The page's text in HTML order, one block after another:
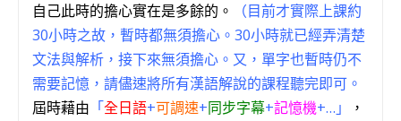
自己此時的擔心實在是多餘的。
（目前才實際上課約
30小時之故，暫時都無須擔心。30小時就已經弄清楚
文法與解析，接下來無須擔心。又，單字也暫時仍不
需要記憶，請儘速將所有漢語解說的課程聽完即可。
屆時藉由 「全日語+可調速+同步字幕+記憶機+…」
，